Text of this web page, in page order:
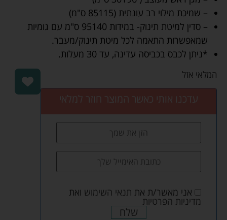
– שמיכת מילוי רב עונתית (85115 ס"מ)
– סדין למיטת תינוק- במידות 95140 ס"מ עם גומיות
שמאפשרות התאמה לכל מיטת תינוק/מעבר.
*ניתן לכבס בכביסה עדינה, עד 30 מעלות.
המלאי אזל
עדכנו אותי כאשר המוצר חוזר למלאי
אני מאשר/ת את תנאי השימוש ואת
מדיניות הפרטיות
שלח